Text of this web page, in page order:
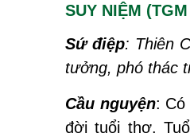
SUY NIỆM
Sứ điệp: Thiên
tưởng, phó thác
Cầu nguyện: Có
đời tuổi thơ.